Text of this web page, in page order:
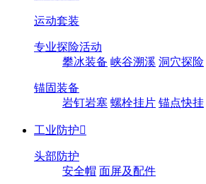
运动套装
专业探险活动
攀冰装备 峡谷溯溪 洞穴探险
锚固装备
岩钉岩塞 螺栓挂片 锚点快挂
工业防护
头部防护
安全帽 面屏及配件